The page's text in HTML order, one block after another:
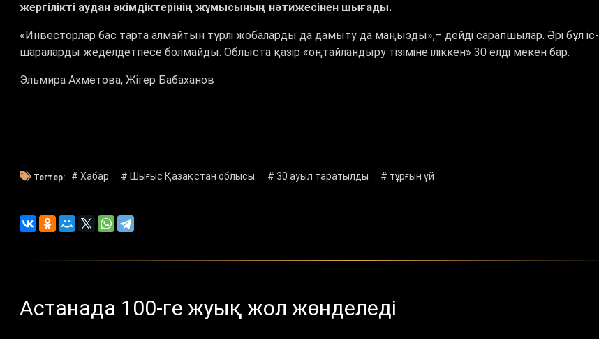
жергілікті аудан әкімдіктерінің жұмысының нәтижесінен шығады.
«Инвесторлар бас тарта алмайтын түрлі жобаларды да дамыту да маңызды»,– дейді сарапшылар. Әрі бұл іс-
шараларды жеделдетпесе болмайды. Облыста қазір «оңтайландыру тізіміне іліккен» 30 елді мекен бар.
Эльмира Ахметова, Жігер Бабаханов
Тегтер: # Хабар # Шығыс Қазақстан облысы # 30 ауыл таратылды # тұрғын үй
Астанада 100-ге жуық жол жөнделеді